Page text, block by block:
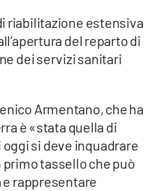
riabilitazione estensiva
del reparto di
dei servizi sanitari
Armentano, che ha
è «stata quella di
si deve inquadrare
primo tassello che può
rappresentare